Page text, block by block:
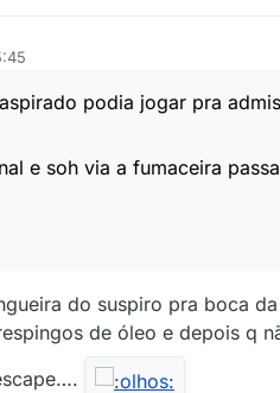
podia jogar pra
e soh via a fumaceira
do suspiro pra boca
de óleo e depois q